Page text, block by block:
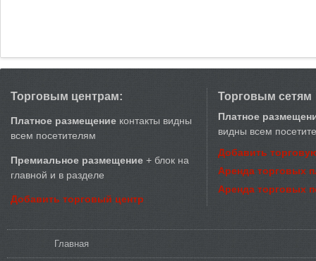
Торговым центрам:
Платное размещение контакты видны
всем посетителям
Премиальное размещение + блок на
главной и в разделе
Добавить торговый центр
Торговым сетям
Платное
видны всем
Добавить
Аренда торговых
Аренда торговых
Главная